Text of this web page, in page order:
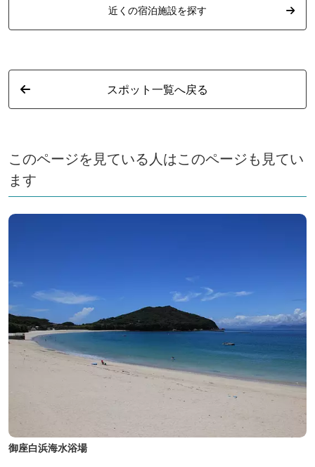
近くの宿泊施設を探す
スポット一覧へ戻る
このページを見ている人はこのページも見てい
ます
御座白浜海水浴場